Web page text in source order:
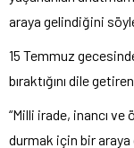
araya gelindiğini
15 Temmuz
bıraktığını dile
“Milli irade, inancı
durmak için bir